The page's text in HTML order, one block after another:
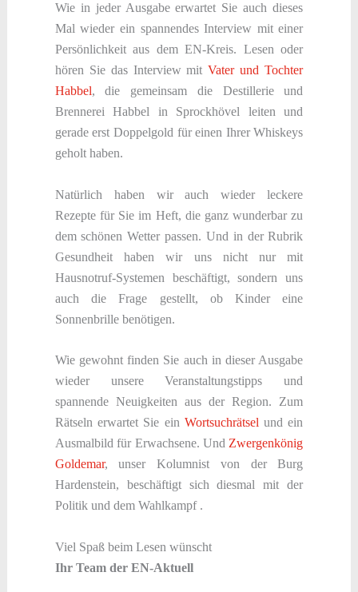
Wie in jeder Ausgabe erwartet Sie auch dieses
Mal wieder ein spannendes Interview mit einer
Persönlichkeit aus dem EN-Kreis. Lesen oder
hören Sie das Interview mitVater und Tochter
Habbel, die gemeinsam die Destillerie und
Brennerei Habbel in Sprockhövel leiten und
gerade erst Doppelgold für einen Ihrer Whiskeys
geholt haben.
Natürlich haben wir auch wieder leckere
Rezepte für Sie im Heft, die ganz wunderbar zu
dem schönen Wetter passen. Und in der Rubrik
Gesundheit haben wir uns nicht nur mit
Hausnotruf-Systemen beschäftigt, sondern uns
auch die Frage gestellt, ob Kinder eine
Sonnenbrille benötigen.
Wie gewohnt finden Sie auch in dieser Ausgabe
wieder unsere Veranstaltungstipps und
spannende Neuigkeiten aus der Region. Zum
Rätseln erwartet Sie ein Wortsuchrätsel und ein
Ausmalbild für Erwachsene. Und Zwergenkönig
Goldemar, unser Kolumnist von der Burg
Hardenstein, beschäftigt sich diesmal mit der
Politik und dem Wahlkampf .
Viel Spaß beim Lesen wünscht
Ihr Team der EN-Aktuell